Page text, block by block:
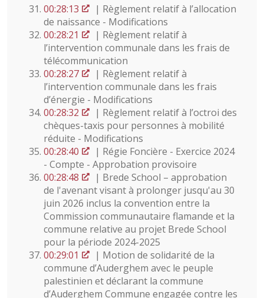
00:28:13
| Règlement relatif à l’allocation
de naissance - Modifications
00:28:21
| Règlement relatif à
l’intervention communale dans les frais de
télécommunication
00:28:27
| Règlement relatif à
l’intervention communale dans les frais
d’énergie - Modifications
00:28:32
| Règlement relatif à l’octroi des
chèques-taxis pour personnes à mobilité
réduite - Modifications
00:28:40
| Régie Foncière - Exercice 2024
- Compte - Approbation provisoire
00:28:48
| Brede School – approbation
de l'avenant visant à prolonger jusqu'au 30
juin 2026 inclus la convention entre la
Commission communautaire flamande et la
commune relative au projet Brede School
pour la période 2024-2025
00:29:01
| Motion de solidarité de la
commune d’Auderghem avec le peuple
palestinien et déclarant la commune
d’Auderghem Commune engagée contre les